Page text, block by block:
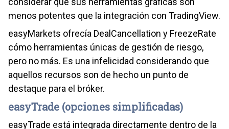
menos potentes que la integración con TradingView.
easyMarkets ofrecía DealCancellation y FreezeRate
cómo herramientas únicas de gestión de riesgo,
pero no más. Es una infelicidad considerando que
aquellos recursos son de hecho un punto de
destaque para el bróker.
easyTrade (opciones simplificadas)
easyTrade está integrada directamente dentro de la